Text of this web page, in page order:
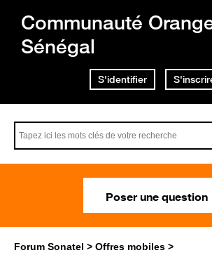
Communauté
Sénégal
S'identifier
Poser une question
Forum Sonatel
Offres mobiles